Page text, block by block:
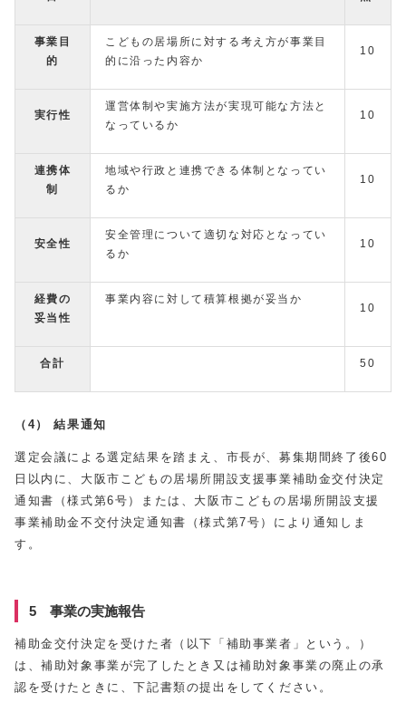
事業目
的
こどもの居場所に対する考え方が事業目
的に沿った内容か
10
実行性
運営体制や実施方法が実現可能な方法と
なっているか
10
連携体
制
地域や行政と連携できる体制となってい
るか
10
安全性
安全管理について適切な対応となってい
るか
10
経費の
妥当性
事業内容に対して積算根拠が妥当か
10
合計 50
（4）結果通知
選定会議による選定結果を踏まえ、市長が、募集期間終了後60
日以内に、大阪市こどもの居場所開設支援事業補助金交付決定
通知書（様式第6号）または、大阪市こどもの居場所開設支援
事業補助金不交付決定通知書（様式第7号）により通知しま
す。
5 事業の実施報告
補助金交付決定を受けた者（以下「補助事業者」という。）
は、補助対象事業が完了したとき又は補助対象事業の廃止の承
認を受けたときに、下記書類の提出をしてください。